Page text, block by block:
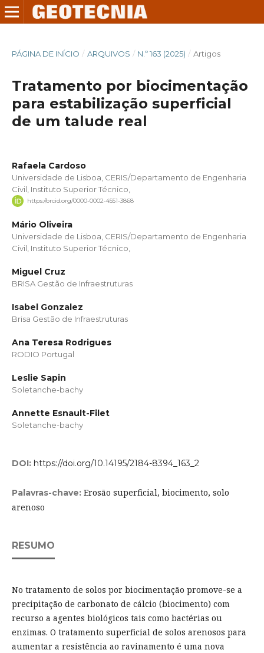
PÁGINA DE INÍCIO / ARQUIVOS / N.º 163 (2025) / Artigos
Tratamento por biocimentação
para estabilização superficial
de um talude real
Rafaela Cardoso
Universidade de Lisboa, CERIS/Departamento de Engenharia
Civil, Instituto Superior Técnico,
https://orcid.org/0000-0002-4551-3868
Mário Oliveira
Universidade de Lisboa, CERIS/Departamento de Engenharia
Civil, Instituto Superior Técnico,
Miguel Cruz
BRISA Gestão de Infraestruturas
Isabel Gonzalez
Brisa Gestão de Infraestruturas
Ana Teresa Rodrigues
RODIO Portugal
Leslie Sapin
Soletanche-bachy
Annette Esnault-Filet
Soletanche-bachy
DOI: https://doi.org/10.14195/2184-8394_163_2
Palavras-chave: Erosão superficial, biocimento, solo
arenoso
RESUMO
No tratamento de solos por biocimentação promove-se a
precipitação de carbonato de cálcio (biocimento) com
recurso a agentes biológicos tais como bactérias ou
enzimas. O tratamento superficial de solos arenosos para
aumentar a resistência ao ravinamento é uma nova